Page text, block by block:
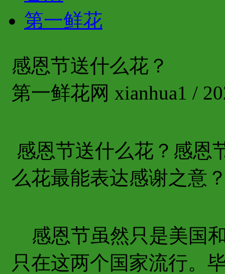
第一鲜花
感恩节送什么花？
第一鲜花网 xianhua1 /
感恩节送什么花？感恩
么花最能表达感谢之意
感恩节虽然只是美国
只在这两个国家流行。